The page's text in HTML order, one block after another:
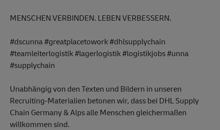
MENSCHEN VERBINDEN. LEBEN VERBESSERN.
#dscunna #greatplacetowork #dhlsupplychain
#teamleiterlogistik #lagerlogistik #logistikjobs #unna
#supplychain
Unabhängig von den Texten und Bildern in unseren
Recruiting-Materialien betonen wir, dass bei DHL Supply
Chain Germany & Alps alle Menschen gleichermaßen
willkommen sind.